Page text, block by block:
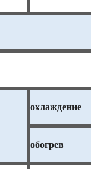
охлаждение
обогрев